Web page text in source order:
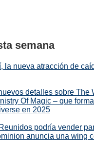
semana
la nueva atracción de
detalles sobre The
Of Magic – que
en 2025
podría vender
anuncia una wing